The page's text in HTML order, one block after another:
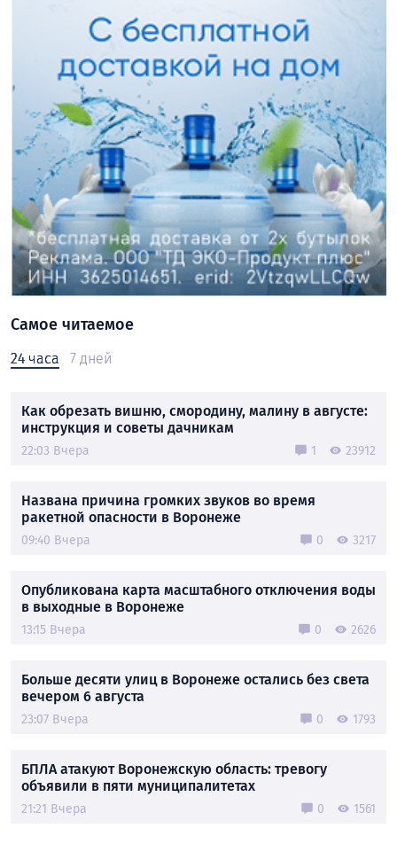
Самое читаемое
24 часа 7 дней
Как обрезать вишню, смородину, малину в августе:
инструкция и советы дачникам
22:03 Вчера 1 23912
Названа причина громких звуков во время
ракетной опасности в Воронеже
09:40 Вчера 0 3217
Опубликована карта масштабного отключения воды
в выходные в Воронеже
13:15 Вчера 0 2626
Больше десяти улиц в Воронеже остались без света
вечером 6 августа
23:07 Вчера 0 1793
БПЛА атакуют Воронежскую область: тревогу
объявили в пяти муниципалитетах
21:21 Вчера 0 1561